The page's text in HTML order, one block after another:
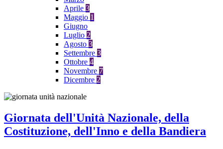
Aprile 3
Maggio 1
Giugno
Luglio 2
Agosto 3
Settembre 3
Ottobre 4
Novembre 7
Dicembre 2
Giornata dell'Unità Nazionale, della
Costituzione, dell'Inno e della Bandiera